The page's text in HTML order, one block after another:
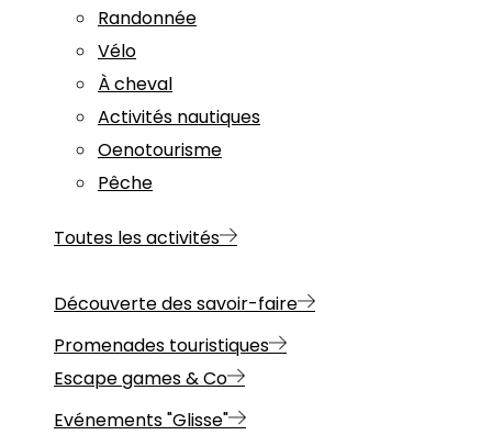
Randonnée
Vélo
À cheval
Activités nautiques
Oenotourisme
Pêche
Toutes les activités
Découverte des savoir-faire
Promenades touristiques
Escape games & Co
Evénements "Glisse"